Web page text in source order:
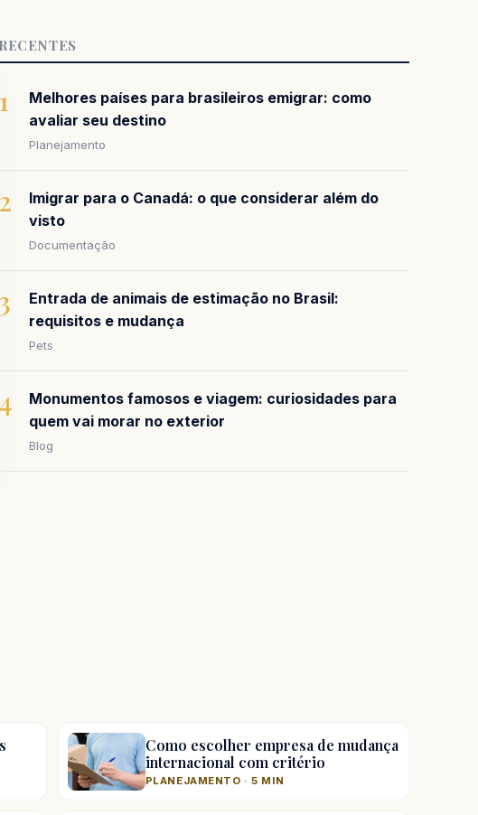
RECENTES
1
Melhores países para brasileiros emigrar: como
avaliar seu destino
Planejamento
2
Imigrar para o Canadá: o que considerar além do
visto
Documentação
3
Entrada de animais de estimação no Brasil:
requisitos e mudança
Pets
4
Monumentos famosos e viagem: curiosidades para
quem vai morar no exterior
Blog
Como escolher empresa de mudança
internacional com critério
PLANEJAMENTO · 5 MIN